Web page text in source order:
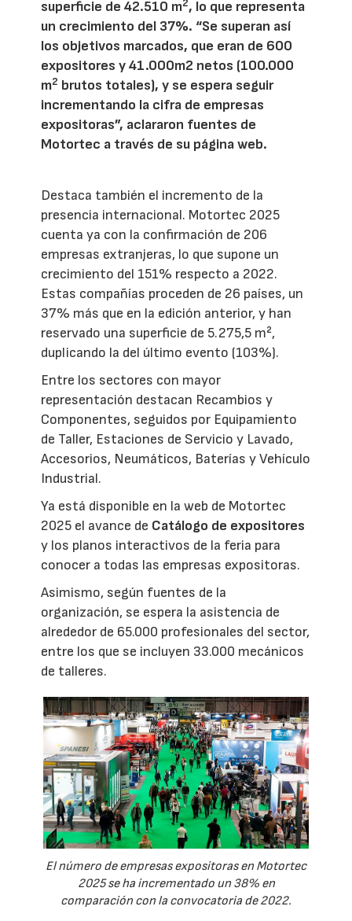
superficie de 42.510 m2, lo que representa
un crecimiento del 37%. “Se superan así
los objetivos marcados, que eran de 600
expositores y 41.000m2 netos (100.000
m2 brutos totales), y se espera seguir
incrementando la cifra de empresas
expositoras”, aclararon fuentes de
Motortec a través de su página web.
Destaca también el incremento de la
presencia internacional. Motortec 2025
cuenta ya con la confirmación de 206
empresas extranjeras, lo que supone un
crecimiento del 151% respecto a 2022.
Estas compañías proceden de 26 países, un
37% más que en la edición anterior, y han
reservado una superficie de 5.275,5 m²,
duplicando la del último evento (103%).
Entre los sectores con mayor
representación destacan Recambios y
Componentes, seguidos por Equipamiento
de Taller, Estaciones de Servicio y Lavado,
Accesorios, Neumáticos, Baterías y Vehículo
Industrial.
Ya está disponible en la web de Motortec
2025 el avance de Catálogo de expositores
y los planos interactivos de la feria para
conocer a todas las empresas expositoras.
Asimismo, según fuentes de la
organización, se espera la asistencia de
alrededor de 65.000 profesionales del sector,
entre los que se incluyen 33.000 mecánicos
de talleres.
El número de empresas expositoras en Motortec
2025 se ha incrementado un 38% en
comparación con la convocatoria de 2022.